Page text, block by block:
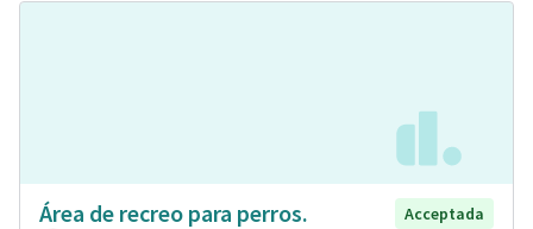
Área de recreo para perros.
Acceptada